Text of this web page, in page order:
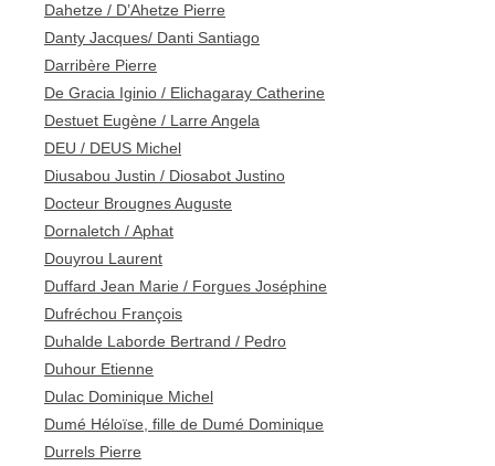
Dahetze / D’Ahetze Pierre
Danty Jacques/ Danti Santiago
Darribère Pierre
De Gracia Iginio / Elichagaray Catherine
Destuet Eugène / Larre Angela
DEU / DEUS Michel
Diusabou Justin / Diosabot Justino
Docteur Brougnes Auguste
Dornaletch / Aphat
Douyrou Laurent
Duffard Jean Marie / Forgues Joséphine
Dufréchou François
Duhalde Laborde Bertrand / Pedro
Duhour Etienne
Dulac Dominique Michel
Dumé Héloïse, fille de Dumé Dominique
Durrels Pierre